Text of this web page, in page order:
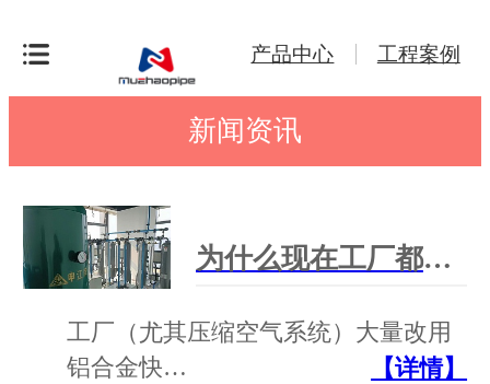
产品中心 工程案例
新闻资讯
为什么现在工厂都改用铝合金快装管道？
工厂（尤其压缩空气系统）大量改用
铝合金快…
【详情】